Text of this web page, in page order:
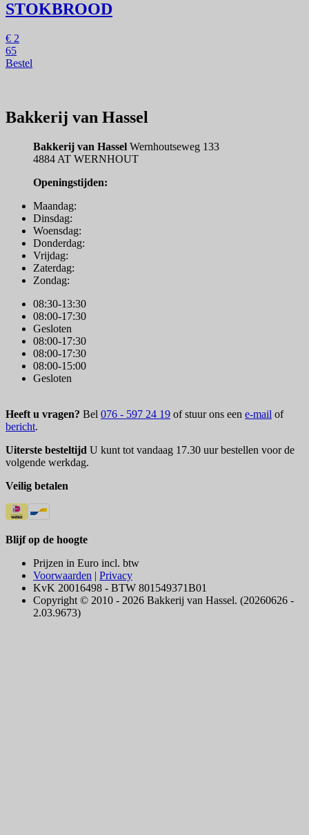
STOKBROOD
€ 2
65
Bestel
Bakkerij van Hassel
Bakkerij van Hassel Wernhoutseweg 133
4884 AT WERNHOUT
Openingstijden:
Maandag:
Dinsdag:
Woensdag:
Donderdag:
Vrijdag:
Zaterdag:
Zondag:
08:30-13:30
08:00-17:30
Gesloten
08:00-17:30
08:00-17:30
08:00-15:00
Gesloten
Heeft u vragen? Bel 076 - 597 24 19 of stuur ons een e-mail of
bericht.
Uiterste besteltijd U kunt tot vandaag 17.30 uur bestellen voor de
volgende werkdag.
Veilig betalen
Blijf op de hoogte
Prijzen in Euro incl. btw
Voorwaarden | Privacy
KvK 20016498 - BTW 801549371B01
Copyright © 2010 - 2026 Bakkerij van Hassel. (20260626 -
2.03.9673)